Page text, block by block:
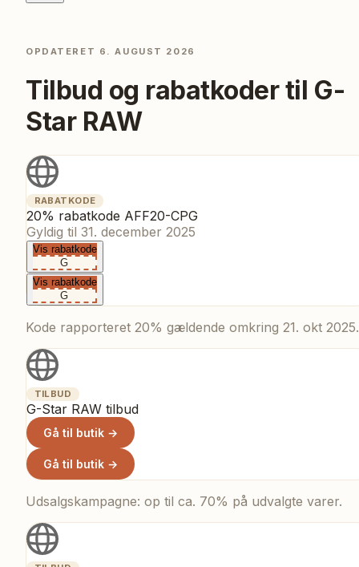
OPDATERET 6. AUGUST 2026
Tilbud og rabatkoder til G-
Star RAW
RABATKODE
20% rabatkode AFF20-CPG
Gyldig til 31. december 2025
Vis rabatkode
G
Vis rabatkode
G
Kode rapporteret 20% gældende omkring 21. okt 2025.
TILBUD
G-Star RAW tilbud
Gå til butik →
Gå til butik →
Udsalgskampagne: op til ca. 70% på udvalgte varer.